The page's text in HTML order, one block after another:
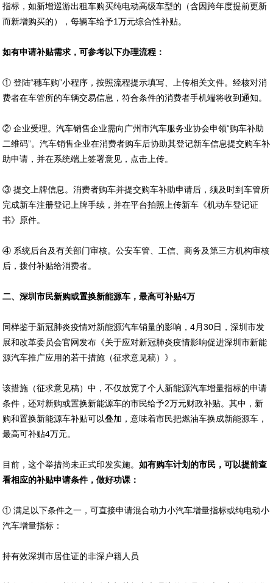
指标，如新增巡游出租车购买纯电动高级车型的（含因跨年度提前更新
而新增购买的），每辆车给予1万元综合性补贴。
如有申请补贴需求 ，可参考以下办理流程 ：
① 登陆“穗车购”小程序，按照流程提示填写、上传相关文件。经核对消
费者在车管所的车辆交易信息，符合条件的消费者手机端将收到通知。
② 企业受理。汽车销售企业需向广州市汽车服务业协会申领“购车补助
二维码”。汽车销售企业在消费者购车后协助其登记新车信息提交购车补
助申请，并在系统端上签署意见，点击上传。
③ 提交上牌信息。消费者购车并提交购车补助申请后，须及时到车管所
完成新车注册登记上牌手续，并在平台拍照上传新车《机动车登记证
书》原件。
④ 系统后台及有关部门审核。公安车管、工信、商务及第三方机构审核
后，拨付补贴给消费者。
二、深圳市民新购或置换新能源车，最高可补贴4万
同样鉴于新冠肺炎疫情对新能源汽车销量的影响，4月30日，深圳市发
展和改革委员会官网发布《关于应对新冠肺炎疫情影响促进深圳市新能
源汽车推广应用的若干措施（征求意见稿）》。
该措施（征求意见稿）中，不仅放宽了个人新能源汽车增量指标的申请
条件，还对新购或置换新能源车的市民给予2万元财政补贴。其中，新
购和置换新能源车补贴可以叠加，意味着市民把燃油车换成新能源车，
最高可补贴4万元。
目前，这个举措尚未正式印发实施。如有购车计划的市民，可以提前查
看相应的补贴申请条件，做好功课：
① 满足以下条件之一，可直接申请混合动力小汽车增量指标或纯电动小
汽车增量指标：
持有效深圳市居住证的非深户籍人员